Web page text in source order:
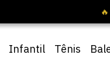
Infantil Tênis